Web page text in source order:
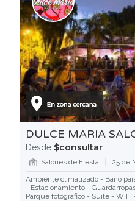
DULCE MARIA
Desde $consultar
Salones de Fiesta
25 de
Ambiente climatizado - Baño
- Estacionamiento -
Parque fotográfico - Suite - WiFi